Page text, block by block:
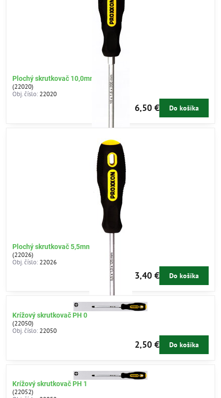
Plochý skrutkovač 10,0mm
(22020)
Obj. číslo: 22020
6,50 € Do košíka
Plochý skrutkovač 5,5mm - krátky
(22026)
Obj. číslo: 22026
3,40 € Do košíka
Krížový skrutkovač PH 0
(22050)
Obj. číslo: 22050
2,50 € Do košíka
Krížový skrutkovač PH 1
(22052)